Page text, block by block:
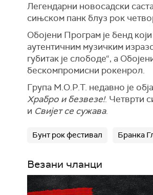
Легендарни новосадски
сињском панк блуз рок
Обојени Програм је бенд
аутентичним музичким
губитак је слободе“, а
бескомпромисни рокенрол.
Група М.О.Р.Т. недавно је
Храбро и безвезе!. Четврти
и Свијет се сужава.
Бунт рок фестивал Бранка
Везани чланци